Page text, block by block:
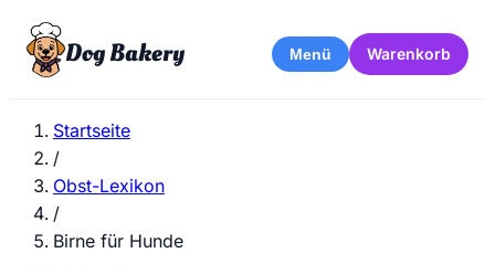
Dog Bakery Menü Warenkorb
Startseite
/
Obst-Lexikon
/
Birne für Hunde